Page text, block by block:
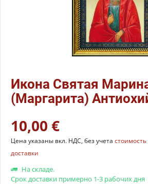
Икона Святая
(Маргарита)
10,00 €
Цена указаны вкл. НДС, без учета стоимость
доставки
На складе.
Срок доставки примерно 1-3 рабочих дня